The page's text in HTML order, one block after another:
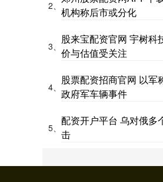
2、 机构称后市或分化
3、
股来宝配资官网 宇树科
价与估值受关注
4、
股票配资招商官网 以军
政府军车辆事件
5、
配资开户平台 乌对俄多
击